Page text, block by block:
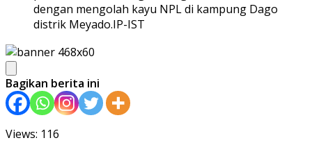
dengan mengolah kayu NPL di kampung Dago
distrik Meyado.IP-IST
Bagikan berita ini
Views: 116